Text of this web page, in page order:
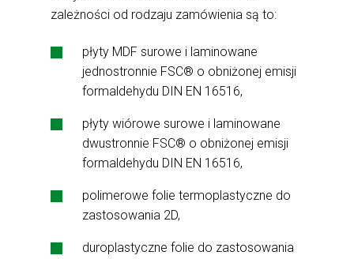
zależności od rodzaju zamówienia są to:
płyty MDF surowe i laminowane
jednostronnie FSC® o obniżonej emisji
formaldehydu DIN EN 16516,
płyty wiórowe surowe i laminowane
dwustronnie FSC® o obniżonej emisji
formaldehydu DIN EN 16516,
polimerowe folie termoplastyczne do
zastosowania 2D,
duroplastyczne folie do zastosowania